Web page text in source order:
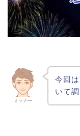
ミッチ―
今回
いて